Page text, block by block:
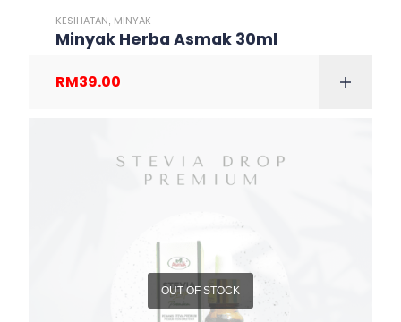
KESIHATAN MINYAK
Minyak Herba Asmak 30ml
RM39.00
OUT OF STOCK